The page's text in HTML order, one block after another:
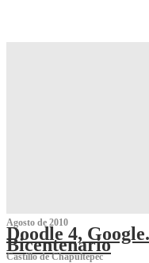
Agosto de 2010
Doodle 4,
Bicentenario
Castillo de Chapultepec